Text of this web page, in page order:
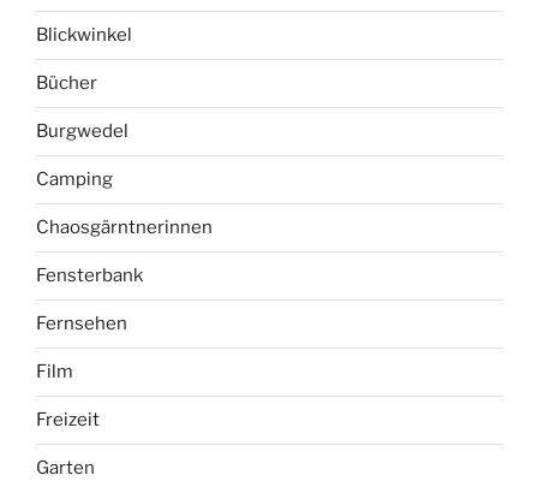
Blickwinkel
Bücher
Burgwedel
Camping
Chaosgärntnerinnen
Fensterbank
Fernsehen
Film
Freizeit
Garten